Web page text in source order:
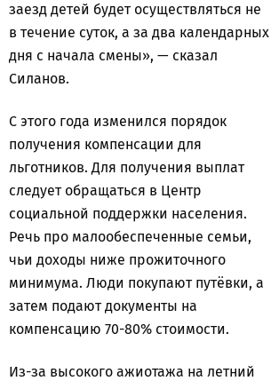
заезд детей будет осуществляться не
в течение суток, а за два календарных
дня с начала смены», — сказал
Силанов.
С этого года изменился порядок
получения компенсации для
льготников. Для получения выплат
следует обращаться в Центр
социальной поддержки населения.
Речь про малообеспеченные семьи,
чьи доходы ниже прожиточного
минимума. Люди покупают путёвки, а
затем подают документы на
компенсацию 70-80% стоимости.
Из-за высокого ажиотажа на летний